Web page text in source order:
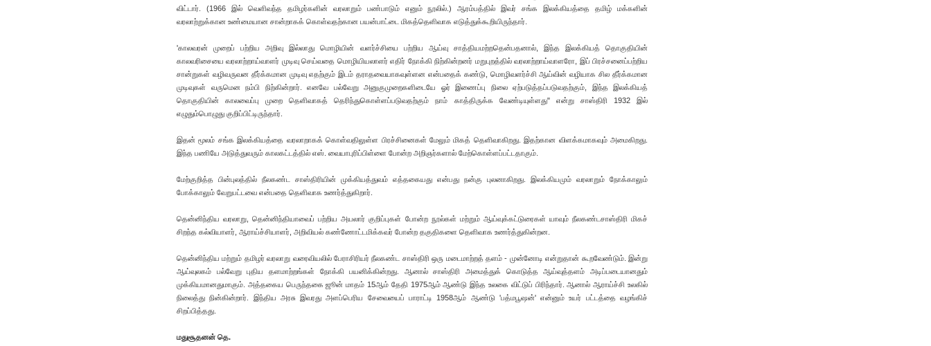
விட்டார். (1966 இல் வெளிவந்த தமிழர்களின் வரலாறும் பண்பாடும் எனும் நூலில்.) ஆரம்பத்தில் இவர் சங்க இலக்கியத்தை தமிழ் மக்களின்
வரலாற்றுக்கான உண்மையான சான்றாகக் கொள்வதற்கான பயன்பாட்டை மிகத்தெளிவாக எடுத்துக்கூறியிருந்தார்.
'காலவரன் முறைப் பற்றிய அறிவு இல்லாது மொழியின் வளர்ச்சியை பற்றிய ஆய்வு சாத்தியமற்றதென்பதனால், இந்த இலக்கியத் தொகுதியின்
காலவரிசையை வரலாற்றாய்வாளர் முடிவு செய்வதை மொழியியலாளர் எதிர் நோக்கி நிற்கின்றனர் மறுபுறத்தில் வரலாற்றாய்வாளரோ, இப் பிரச்சனைப்பற்றிய
சான்றுகள் வழிவருவன தீர்க்கமான முடிவு எதற்கும் இடம் தராதவையாகவுள்ளன என்பதைக் கண்டு, மொழிவளர்ச்சி ஆய்வின் வழியாக சில தீர்க்கமான
முடிவுகள் வருமென நம்பி நிற்கின்றார். எனவே பல்வேறு அனுகுமுறைகளிடையே ஓர் இணைப்பு நிலை ஏற்படுத்தப்படுவதற்கும், இந்த இலக்கியத்
தொகுதியின் காலவைப்பு முறை தெளிவாகத் தெரிந்துகொள்ளப்படுவதற்கும் நாம் காத்திருக்க வேண்டியுள்ளது" என்று சாஸ்திரி 1932 இல்
எழுதும்பொழுது குறிப்பிட்டிருந்தார்.
இதன் மூலம் சங்க இலக்கியத்தை வரலாறாகக் கொள்வதிலுள்ள பிரச்சினைகள் மேலும் மிகத் தெளிவாகிறது. இதற்கான விளக்கமாகவும் அமைகிறது.
இந்த பணியே அடுத்துவரும் காலகட்டத்தில் எஸ். வையாபுரிப்பிள்ளை போன்ற அறிஞர்களால் மேற்கொள்ளப்பட்டதாகும்.
மேற்குறித்த பின்புலத்தில் நீலகண்ட சாஸ்திரியின் முக்கியத்துவம் எத்தகையது என்பது நன்கு புலனாகிறது. இலக்கியமும் வரலாறும் நோக்காலும்
போக்காலும் வேறுபட்டவை என்பதை தெளிவாக உணர்த்துகிறார்.
தென்னிந்திய வரலாறு, தென்னிந்தியாவைப் பற்றிய அயலார் குறிப்புகள் போன்ற நூல்கள் மற்றும் ஆய்வுக்கட்டுரைகள் யாவும் நீலகண்டசாஸ்திரி மிகச்
சிறந்த கல்வியாளர், ஆராய்ச்சியாளர், அறிவியல் கண்ணோட்டமிக்கவர் போன்ற தகுதிகளை தெளிவாக உணர்த்துகின்றன.
தென்னிந்திய மற்றும் தமிழர் வரலாறு வரைவியலில் பேராசிரியர் நீலகண்ட சாஸ்திரி ஒரு மடைமாற்றத் தளம் - முன்னோடி என்றுதான் கூறவேண்டும். இன்று
ஆய்வுலகம் பல்வேறு புதிய தளமாற்றங்கள் நோக்கி பயனிக்கின்றது. ஆனால் சாஸ்திரி அமைத்துக் கொடுத்த ஆய்வுத்தளம் அடிப்படையானதும்
முக்கியமானதுமாகும். அத்தகைய பெருந்தகை ஜூன் மாதம் 15ஆம் தேதி 1975ஆம் ஆண்டு இந்த உலகை விட்டுப் பிரிந்தார். ஆனால் ஆராய்ச்சி உலகில்
நிலைத்து நின்கின்றார். இந்திய அரசு இவரது அளப்பெரிய சேவையைப் பாராட்டி 1958ஆம் ஆண்டு 'பத்மபூஷன்' என்னும் உயர் பட்டத்தை வழங்கிச்
சிறப்பித்தது.
மதுசூதனன் தெ.